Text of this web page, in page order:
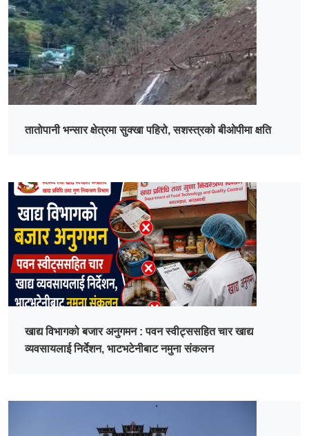
तातोपानी भन्सार क्षेत्रमा सुक्खा पहिरो, सशस्त्रको बीओपीमा क्षति
खाद्य विभागको बजार अनुगमन : पवन स्वीट्ससहित चार खाद्य
व्यवसायलाई निर्देशन, भाटभटेनीबाट नमुना संकलन